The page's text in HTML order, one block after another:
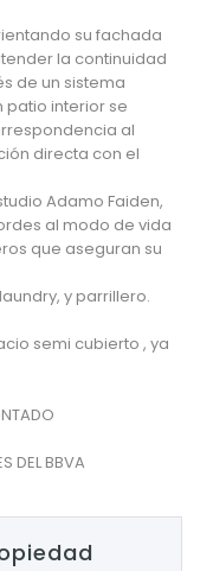
su fachada
la continuidad
de un sistema
patio interior se
al
directa con el
Adamo Faiden,
al modo de vida
que aseguran su
y parrillero.
semi cubierto , ya
DEL BBVA